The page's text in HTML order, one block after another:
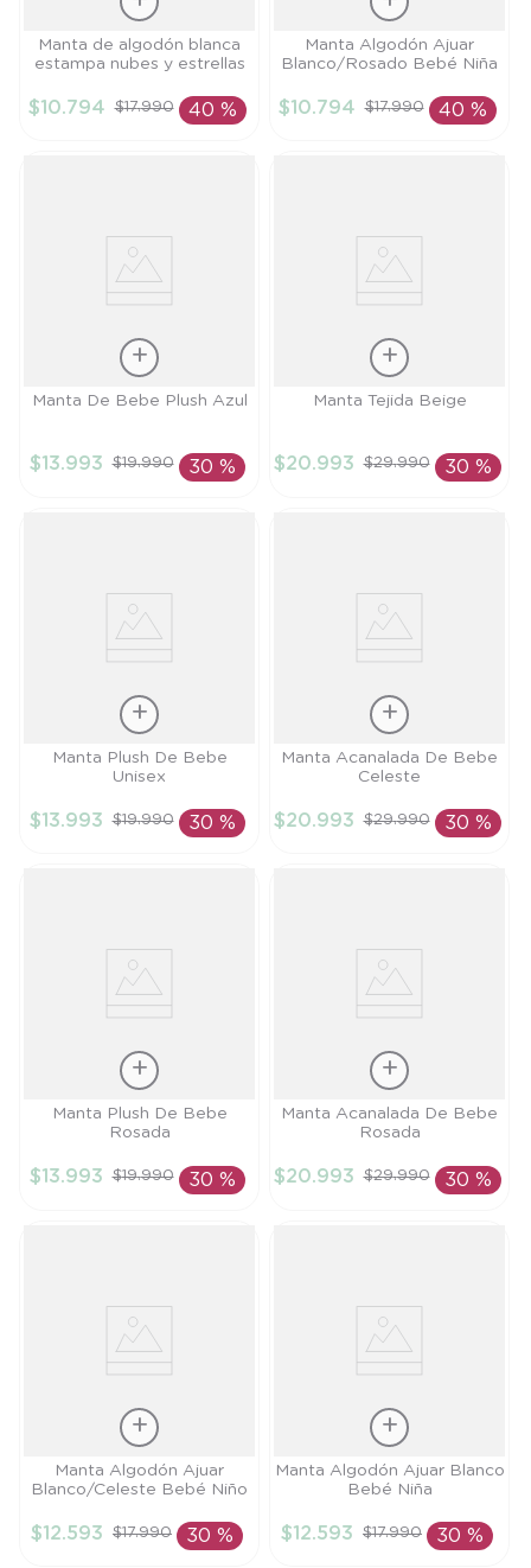
Talla
AÑADIR AL
Manta de algodón blanca
estampa nubes y estrellas
$10.794 $17.990 40 %
Talla
AÑADIR AL
Manta Algodón Ajuar
Blanco/Rosado Bebé Niña
$10.794 $17.990 40 %
Talla
AÑADIR AL
Manta De Bebe Plush Azul
$13.993 $19.990 30 %
Talla
AÑADIR AL
Manta Tejida Beige
$20.993 $29.990 30 %
Talla
AÑADIR AL
Manta Plush De Bebe
Unisex
$13.993 $19.990 30 %
Talla
Manta Acanalada De Bebe
Celeste
$20.993 $29.990 30 %
Talla
AÑADIR AL
Manta Plush De Bebe
Rosada
$13.993 $19.990 30 %
Talla
AÑADIR AL
Manta Acanalada De Bebe
Rosada
$20.993 $29.990 30 %
Talla
AÑADIR AL
Manta Algodón Ajuar
Blanco/Celeste Bebé Niño
$12.593 $17.990 30 %
Talla
AÑADIR AL
Manta Algodón Ajuar Blanco
Bebé Niña
$12.593 $17.990 30 %